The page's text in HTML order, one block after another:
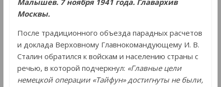
Малышев. 7 ноября 1941 года. Главархив
Москвы.
После традиционного объезда парадных расчетов
и доклада Верховному Главнокомандующему И. В.
Сталин обратился к войскам и населению страны с
речью, в которой подчеркнул: «Главные цели
немецкой операции «Тайфун» достигнуты не были,